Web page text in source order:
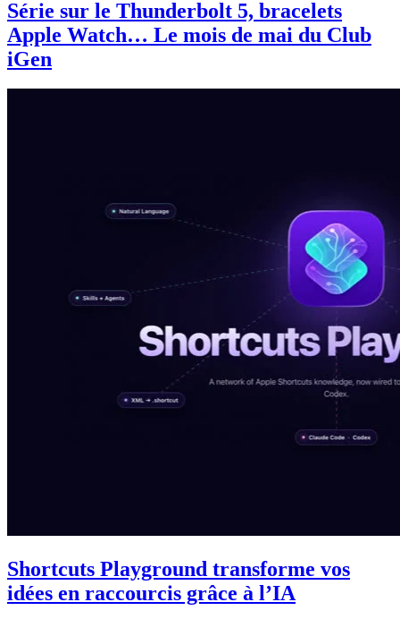
Série sur le Thunderbolt 5, bracelets
Apple Watch… Le mois de mai du Club
iGen
Shortcuts Playground transforme vos
idées en raccourcis grâce à l’IA